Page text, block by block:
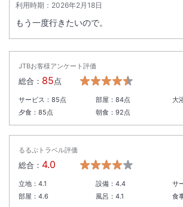
【潮風ラウンジ年齢制限について（グランドコテ
対象）】
9:30までのご利用とさせていただきます。
台風13号接近に伴う臨時休館のお知らせ
日（金）までの期間、臨時休館とさせていただ
対象期間中のご予約につきましては、キャンセル
ん。
利用時期： 2026年2月18日
もう一度行きたいので。
JTBお客様アンケート評価
総合： 85点
サービス： 85点 部屋： 84点 大
夕食： 85点 朝食： 92点
るるぶトラベル評価
総合： 4.0
立地： 4.1 設備： 4.4 サ
部屋： 4.6 風呂： 4.1 食